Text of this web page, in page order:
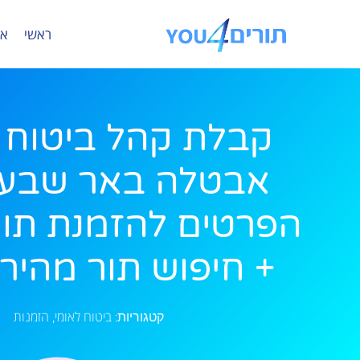
ראשי
קבלת קהל ביטוח
אבטלה באר
הפרטים להזמנת תור
+ חיפוש תור מהיר
קטגוריות: ביטוח לאומי, הזמנות